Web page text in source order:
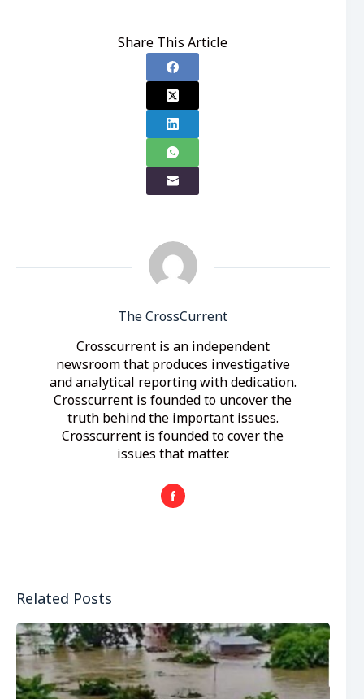
Share This Article
The CrossCurrent
Crosscurrent is an independent
newsroom that produces investigative
and analytical reporting with dedication.
Crosscurrent is founded to uncover the
truth behind the important issues.
Crosscurrent is founded to cover the
issues that matter.
Related Posts